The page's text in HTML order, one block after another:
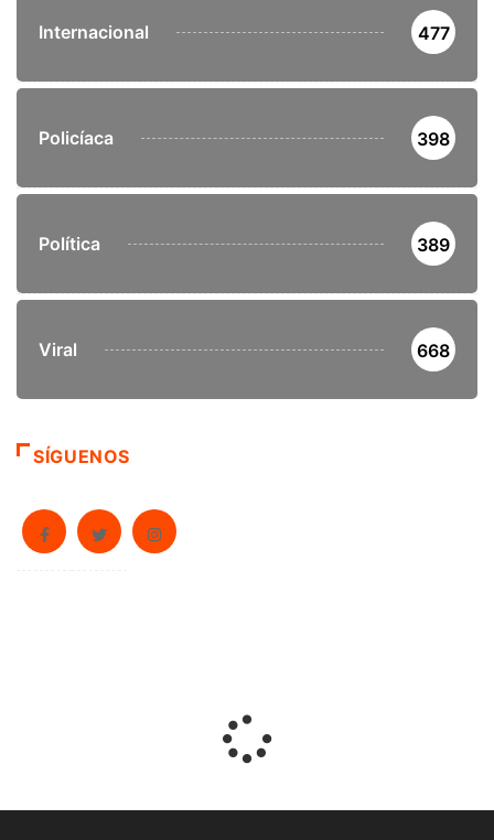
Internacional 477
Policíaca 398
Política 389
Viral 668
SÍGUENOS